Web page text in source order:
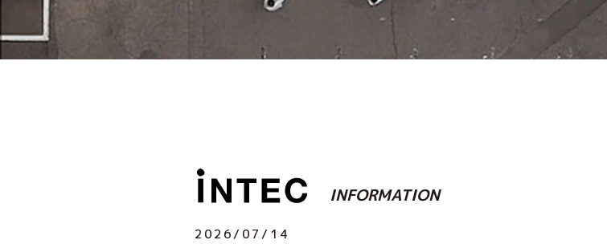
INFORMATION
2026/07/14